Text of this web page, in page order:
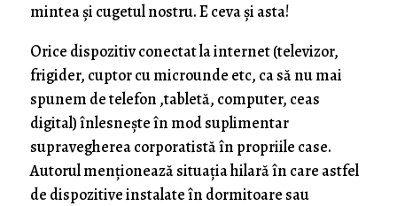
mintea și cugetul nostru. E ceva și asta!
Orice dispozitiv conectat la internet (televizor,
frigider, cuptor cu microunde etc, ca să nu mai
spunem de telefon ,tabletă, computer, ceas
digital) înlesnește în mod suplimentar
supravegherea corporatistă în propriile case.
Autorul menționează situația hilară în care astfel
de dispozitive instalate în dormitoare sau